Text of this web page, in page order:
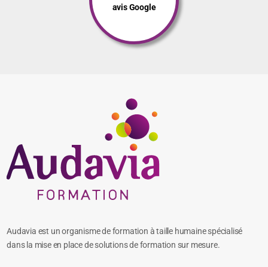
avis Google
Audavia est un organisme de formation à taille humaine spécialisé
dans la mise en place de solutions de formation sur mesure.